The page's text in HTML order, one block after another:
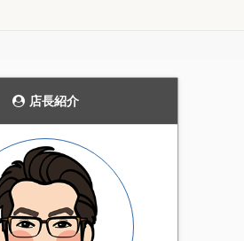
を持
ンライ
わらず屋外で利用可能な
実用性の高いイルミネー
ション。当店一番のオス
スメ商品です。
店長紹介